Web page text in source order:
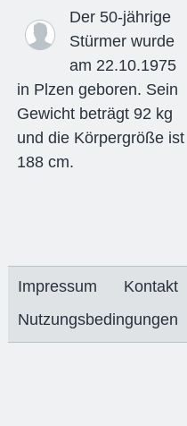
Der 50-jährige
Stürmer wurde
am 22.10.1975
in Plzen geboren. Sein
Gewicht beträgt 92 kg
und die Körpergröße ist
188 cm.
Impressum Kontakt
Nutzungsbedingungen